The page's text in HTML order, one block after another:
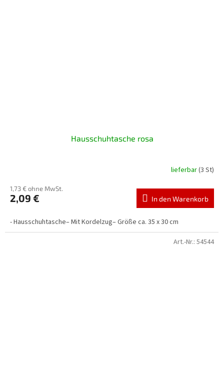
Hausschuhtasche rosa
lieferbar(3 St)
1,73 € ohne MwSt.
2,09 € In den Warenkorb
- Hausschuhtasche– Mit Kordelzug– Größe ca. 35 x 30 cm
Art.-Nr.: 54544